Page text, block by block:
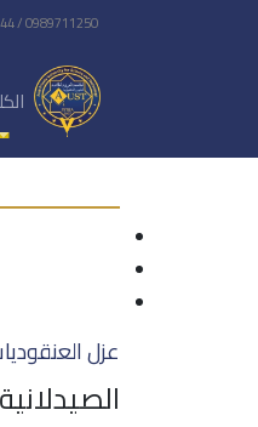
/ 0989711250
عزل